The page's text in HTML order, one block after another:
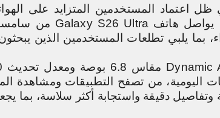
ظل اعتماد المستخدمين المتزايد على
يواصل هاتف Galaxy S26 Ultra من
بما يلبي تطلعات المستخدمين الذين
Dynamic
من تصفح التطبيقات ومشاهدة
وتفاصيل دقيقة واستجابة أكثر سلاسة، بما